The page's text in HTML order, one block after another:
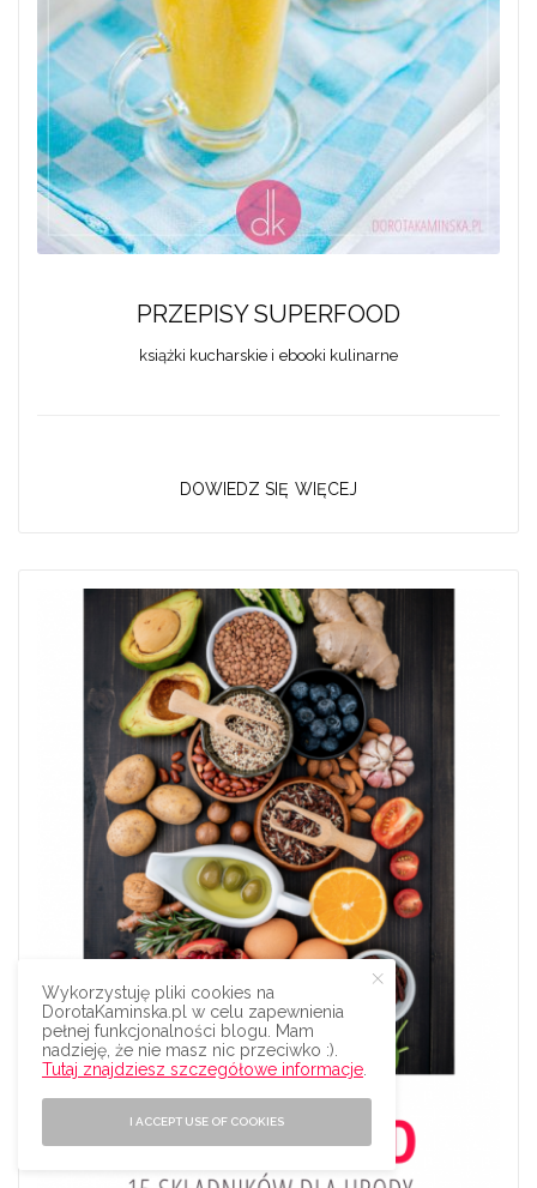
PRZEPISY SUPERFOOD
książki kucharskie i ebooki kulinarne
DOWIEDZ SIĘ WIĘCEJ
Wykorzystuję pliki cookies na
DorotaKaminska.pl w celu zapewnienia
pełnej funkcjonalności blogu. Mam
nadzieję, że nie masz nic przeciwko :).
Tutaj znajdziesz szczegółowe informacje
I ACCEPT USE OF COOKIES